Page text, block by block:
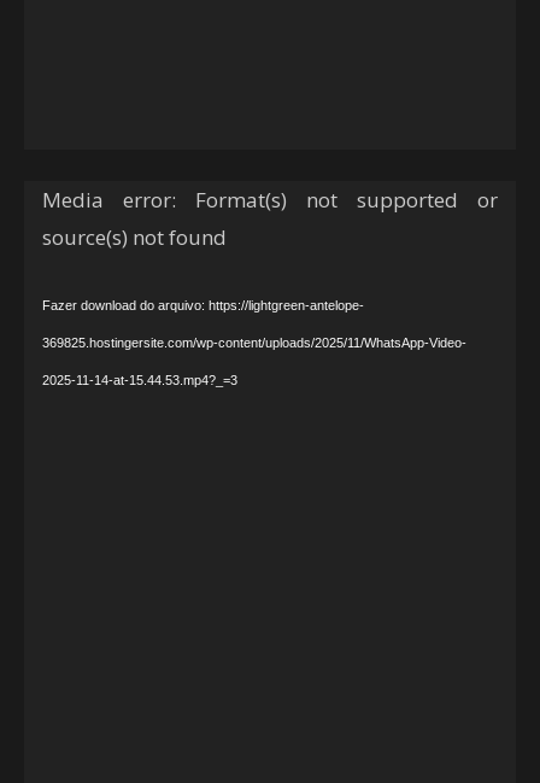
Tocador
de
Media error: Format(s) not supported or
source(s) not found
Fazer download do arquivo: https://lightgreen-antelope-
369825.hostingersite.com/wp-content/uploads/2025/11/WhatsApp-Video-
2025-11-14-at-15.44.53.mp4?_=3